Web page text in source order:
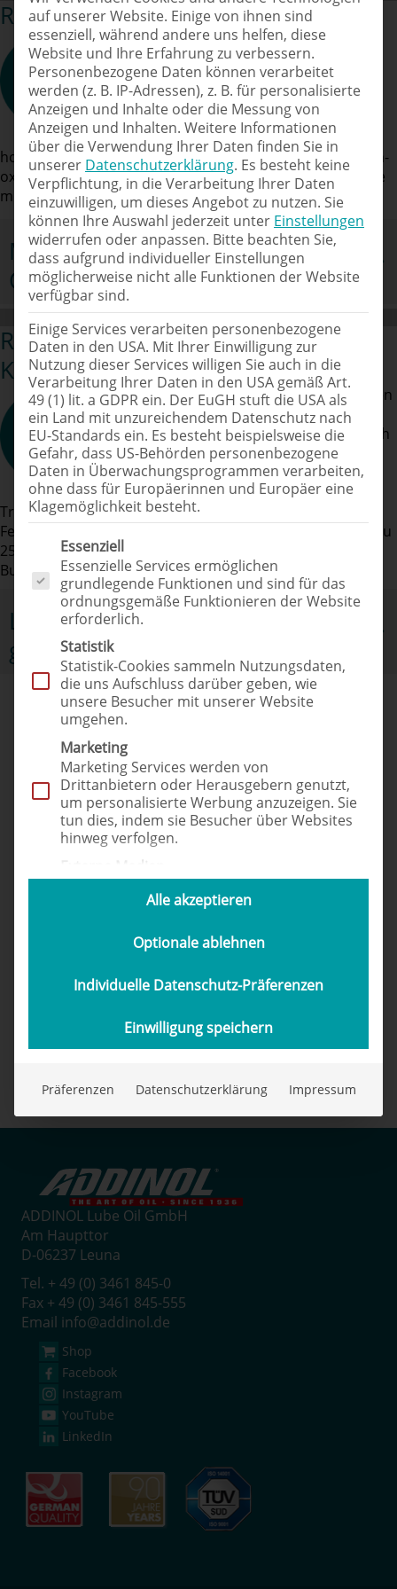
Reduzierung des Ölverbrauches
Öl ist kein nachwachsender Rohstoff und
unser Bestreben geht deutlich dahin,
wesentlich längere Standzeiten der
Schmierstoffe bei gleichbleibend hoher
Sicherheit für die Anlagen zu erreichen.
Dabei setzen wir von vornherein auf
hochwertige Basisöle, die sich durch eine hohe thermisch-
oxidative Stabilität auszeichnen. Kombiniert werden diese
mit der für die Anwendung optimalen Additivtechnologie.
Maximierung der
Ölwechselintervalle
Reduzierung des
Kraftstoffverbrauches
Diesel und Benzin gehören zu den fossilen
Energieträgern, die nicht unendlich zur
Verfügung stehen. Neben dem Verbrauch
stehen die hohen Kosten in den
energieintensiven Sektoren im Fokus. In
der Kalkulation von
Transportunternehmen, die sich im nationalen
Fernverkehr bewegen, betragen die Kraftstoffkosten bis zu
25 Prozent der Gesamtkosten (Quelle: Statistisches
Bundesamt Deutschland).
Leichtlauf-Motorenöl für
geringere Kraftstoffkosten
Ihr Ansprechpartner
Leiter Forschung und Entwicklung
ADDINOL Lube Oil GmbH
Am Haupttor
D-06237 Leuna
Tel. + 49 (0) 3461 845-0
Fax + 49 (0) 3461 845-555
Email info@addinol.de
Shop
Facebook
Instagram
YouTube
LinkedIn
auf unserer Website. Einige von ihnen sind
essenziell, während andere uns helfen, diese
Website und Ihre Erfahrung zu verbessern.
Personenbezogene Daten können verarbeitet
werden (z. B. IP-Adressen), z. B. für personalisierte
Anzeigen und Inhalte oder die Messung von
Anzeigen und Inhalten. Weitere Informationen
über die Verwendung Ihrer Daten finden Sie in
unserer Datenschutzerklärung. Es besteht keine
Verpflichtung, in die Verarbeitung Ihrer Daten
einzuwilligen, um dieses Angebot zu nutzen. Sie
können Ihre Auswahl jederzeit unter Einstellungen
widerrufen oder anpassen. Bitte beachten Sie,
dass aufgrund individueller Einstellungen
möglicherweise nicht alle Funktionen der Website
verfügbar sind.
Einige Services verarbeiten personenbezogene
Daten in den USA. Mit Ihrer Einwilligung zur
Nutzung dieser Services willigen Sie auch in die
Verarbeitung Ihrer Daten in den USA gemäß Art.
49 (1) lit. a GDPR ein. Der EuGH stuft die USA als
ein Land mit unzureichendem Datenschutz nach
EU-Standards ein. Es besteht beispielsweise die
Gefahr, dass US-Behörden personenbezogene
Daten in Überwachungsprogrammen verarbeiten,
ohne dass für Europäerinnen und Europäer eine
Klagemöglichkeit besteht.
Es folgt eine Liste der Service-Gruppen, für die eine Einwilligung erteilt
Essenziell
Essenzielle Services ermöglichen
grundlegende Funktionen und sind für das
ordnungsgemäße Funktionieren der Website
erforderlich.
Statistik
Statistik-Cookies sammeln Nutzungsdaten,
die uns Aufschluss darüber geben, wie
unsere Besucher mit unserer Website
umgehen.
Marketing
Marketing Services werden von
Drittanbietern oder Herausgebern genutzt,
um personalisierte Werbung anzuzeigen. Sie
tun dies, indem sie Besucher über Websites
hinweg verfolgen.
Externe Medien
Inhalte von Videoplattformen und Social-
Media-Plattformen werden standardmäßig
werden, ist für den Zugriff auf diese Inhalte
keine manuelle Einwilligung mehr
erforderlich.
Alle akzeptieren
Optionale ablehnen
Individuelle Datenschutz-Präferenzen
Einwilligung speichern
Präferenzen Datenschutzerklärung Impressum